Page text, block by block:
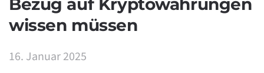
Bezug auf Kryptowährungen
wissen müssen
16. Januar 2025